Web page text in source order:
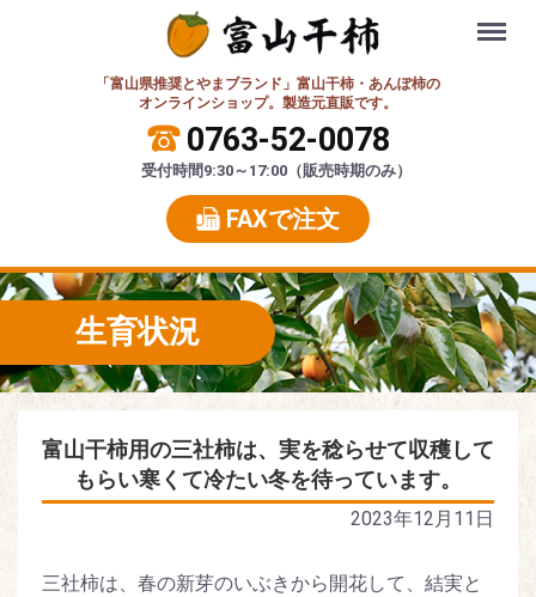
「富山県推奨とやまブランド」富山干柿・あんぽ柿の
オンラインショップ。製造元直販です。
0763-52-0078
受付時間9:30～17:00（販売時期のみ）
FAXで注文
Menu
生育状況
富山干柿用の三社柿は、実を稔らせて収穫して
もらい寒くて冷たい冬を待っています。
2023年12月11日
三社柿は、春の新芽のいぶきから開花して、結実と